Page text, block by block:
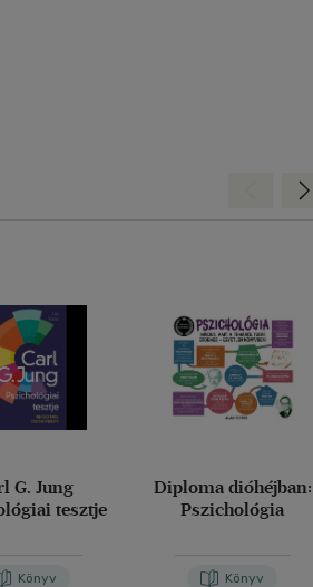
G. Jung
tesztje
Könyv
Diploma dióhéjban:
Pszichológia
Könyv
Előre